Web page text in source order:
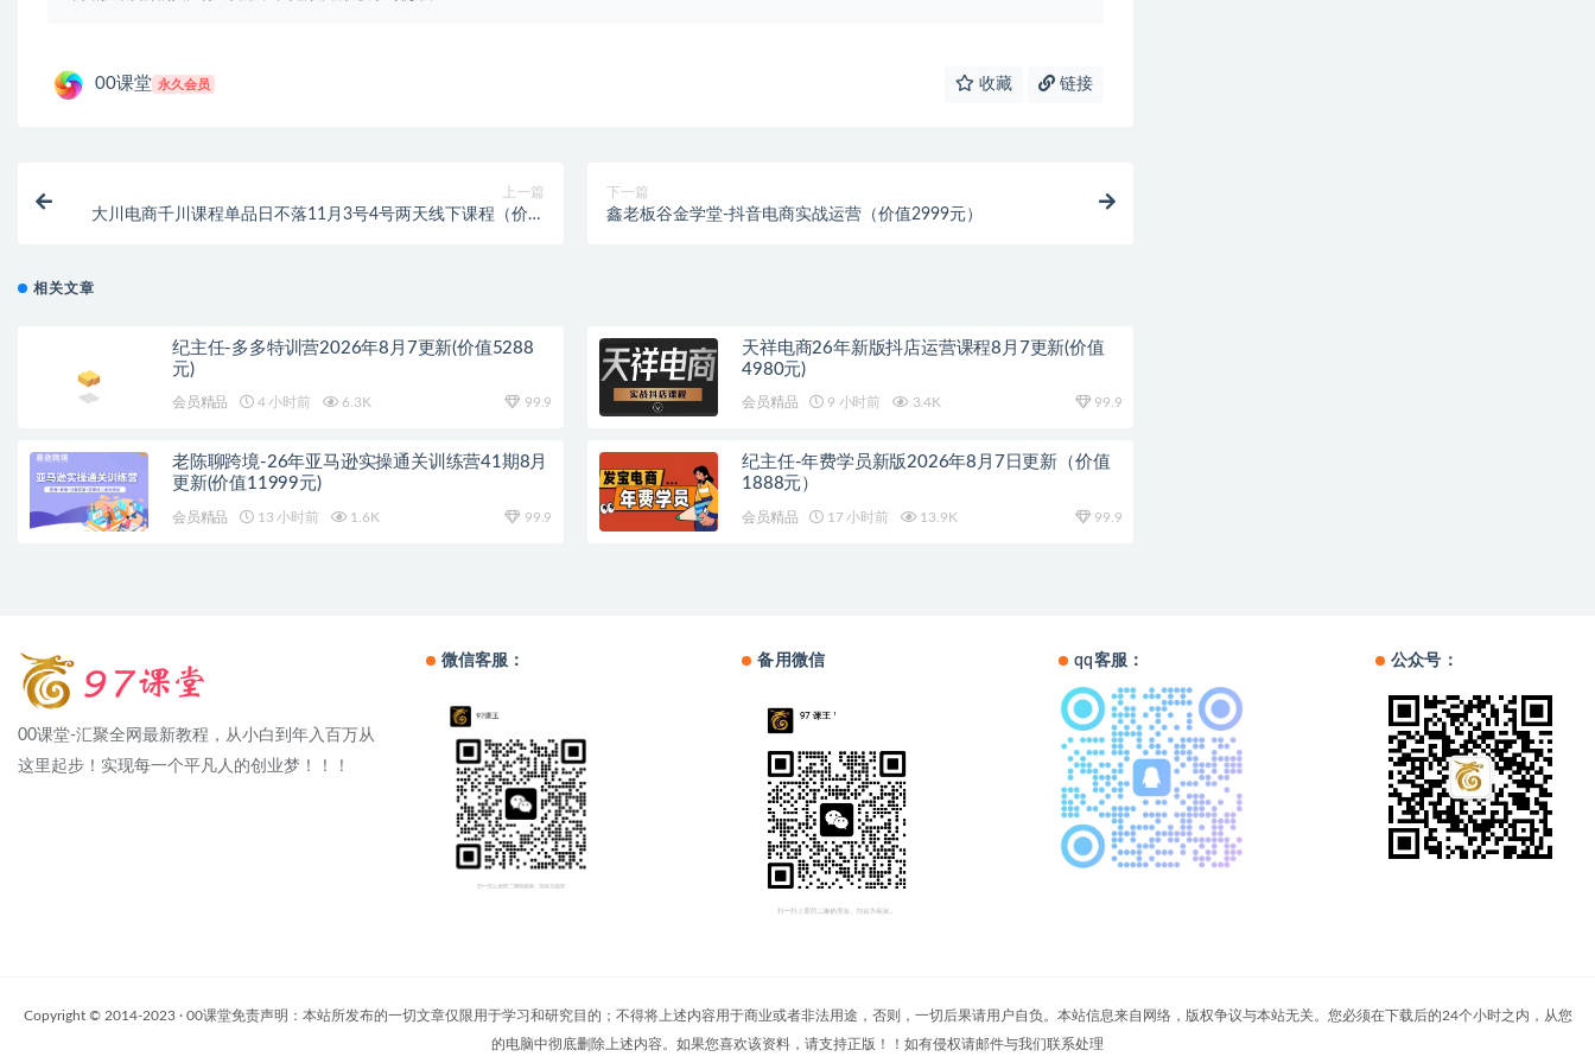
00课堂 永久会员 收藏 链接
上一篇
大川电商千川课程单品日不落11月3号4号两天线下课程（价值
下一篇
鑫老板谷金学堂-抖音电商实战运营（价值2999元）
相关文章
纪主任-多多特训营2026年8月7更新(价值5288
元)
会员精品 4 小时前 6.3K 99.9
天祥电商26年新版抖店运营课程8月7更新(价值
4980元)
会员精品 9 小时前 3.4K 99.9
老陈聊跨境-26年亚马逊实操通关训练营41期8月
更新(价值11999元)
会员精品 13 小时前 1.6K 99.9
纪主任-年费学员新版2026年8月7日更新（价值
1888元）
会员精品 17 小时前 13.9K 99.9
00课堂-汇聚全网最新教程，从小白到年入百万从
这里起步！实现每一个平凡人的创业梦！！！
微信客服： 备用微信 qq客服： 公众号：
Copyright © 2014-2023 · 00课堂免责声明：本站所发布的一切文章仅限用于学习和研究目的；不得将上述内容用于商业或者非法用途，否则，一切后果请用户自负。本站信息来自网络，版权争议与本站无关。您必须在下载后的24个小时之内，从您
的电脑中彻底删除上述内容。如果您喜欢该资料，请支持正版！！如有侵权请邮件与我们联系处理